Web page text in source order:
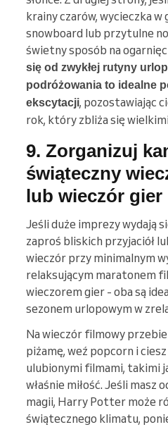
krainy czarów, wycieczka w
snowboard lub przytulne
świetny sposób na
się od zwykłej rutyny
podróżowania to idealne
ekscytacji, pozostawiając
rok, który zbliża się
9. Zorganizuj
świąteczny
lub wieczór gier
Jeśli duże imprezy wydają
zaproś bliskich przyjaciół
wieczór przy minimalnym
relaksującym maratonem
wieczorem gier - oba są
sezonem urlopowym w
Na wieczór filmowy
piżamę, weź popcorn i
ulubionymi filmami, takimi
właśnie miłość. Jeśli masz
magii, Harry Potter może
świątecznego klimatu,